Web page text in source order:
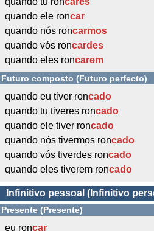
quando ele roncar
quando nós roncarmos
quando vós roncardes
quando eles roncarem
Futuro composto (Futuro perfecto)
quando eu tiver roncado
quando tu tiveres roncado
quando ele tiver roncado
quando nós tivermos roncado
quando vós tiverdes roncado
quando eles tiverem roncado
Infinitivo pessoal (Infinitivo
Presente (Presente)
eu roncar